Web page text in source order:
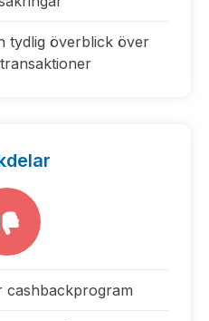
tydlig överblick över
cashbackprogram